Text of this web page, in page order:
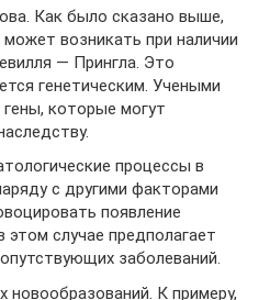
Как было сказано выше,
возникать при наличии
— Прингла. Это
генетическим. Учеными
которые могут
процессы в
с другими факторами
появление
этом случае предполагает
заболеваний.
новообразований. К примеру,